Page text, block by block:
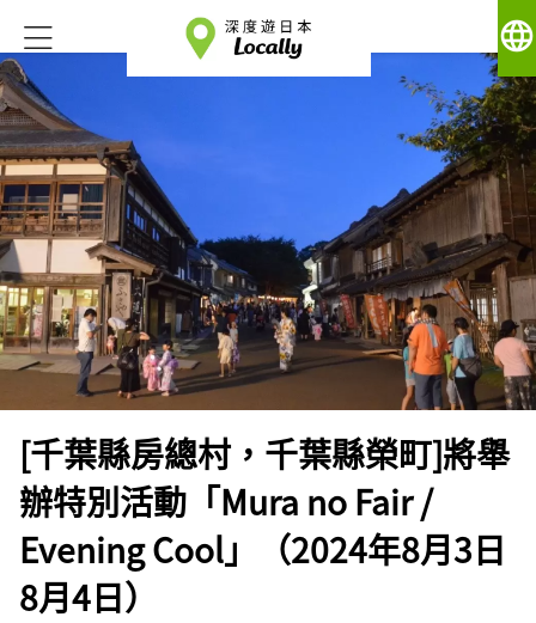
language
[千葉縣房總村，千葉縣榮町]將舉
辦特別活動「Mura no Fair /
Evening Cool」（2024年8月3日
8月4日）